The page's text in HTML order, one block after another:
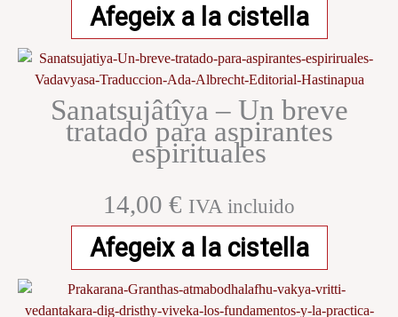
Afegeix a la cistella
Sanatsujâtîya – Un breve
tratado para aspirantes
espirituales
14,00 € IVA incluido
Afegeix a la cistella